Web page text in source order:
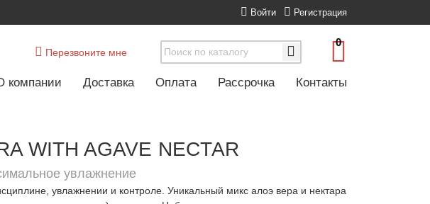
Войти Регистрация
Перезвоните мне
0
компании Доставка Оплата Рассрочка Контакты
WITH AGAVE NECTAR
увлажнение
увлажнении и контроле. Уникальный микс алоэ вера и нектара